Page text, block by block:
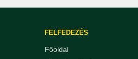
FELFEDEZÉS
Főoldal